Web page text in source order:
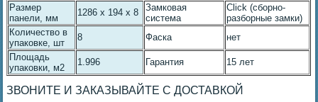
Размер
панели, мм
1286 x 194 x 8
Замковая
система
Click (сборно-
разборные замки)
Количество в
упаковке, шт
8 Фаска
нет
Площадь
упаковки, м2
1.996 Гарантия 15 лет
ЗВОНИТЕ И ЗАКАЗЫВАЙТЕ С ДОСТАВКОЙ